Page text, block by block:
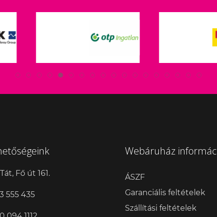
Fő út 161.
555 435
Webáruház
ÁSZF
Garanciális feltételek
Szállítási feltételek